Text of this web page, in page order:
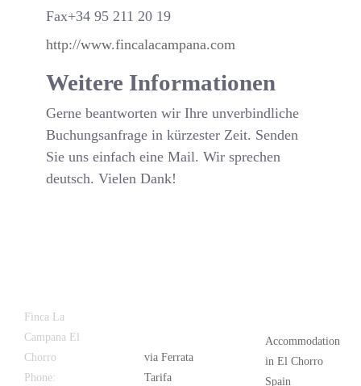
Fax:
Fax+34 95 211 20 19
Website:
http://www.fincalacampana.com
Weitere Informationen
Weitere Informationen
Gerne beantworten wir Ihre unverbindliche
Buchungsanfrage in kürzester Zeit. Senden
Sie uns einfach eine Mail. Wir sprechen
deutsch. Vielen Dank!
Finca La
Campana El
Chorro
Phone:
via Ferrata
Tarifa
Accommodation
in El Chorro
Spain